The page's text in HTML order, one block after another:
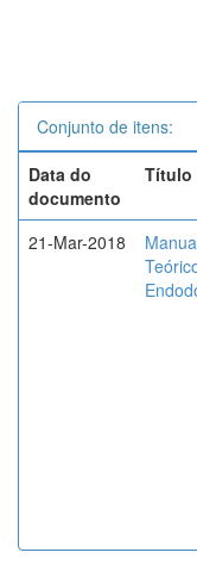
Conjunto de itens:
Data do
documento
Título
21-Mar-2018